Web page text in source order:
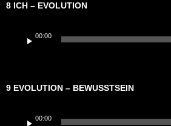
8 ICH – EVOLUTION
Player
00:00
9 EVOLUTION – BEWUSSTSEIN
00:00